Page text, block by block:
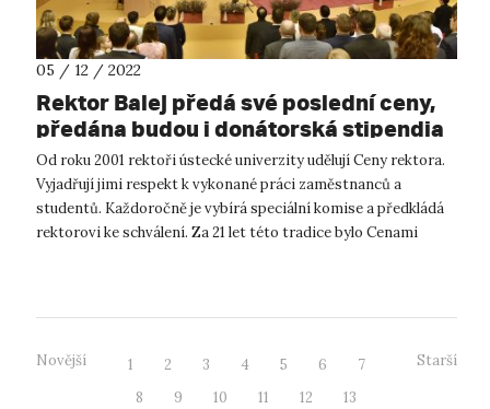
05 / 12 / 2022
Rektor Balej předá své poslední ceny,
předána budou i donátorská stipendia
Od roku 2001 rektoři ústecké univerzity udělují Ceny rektora.
Vyjadřují jimi respekt k vykonané práci zaměstnanců a
studentů. Každoročně je vybírá speciální komise a předkládá
rektorovi ke schválení. Za 21 let této tradice bylo Cenami
Novější 1 2 3 4 5 6
7
8
9 10 11 12
13
Starší